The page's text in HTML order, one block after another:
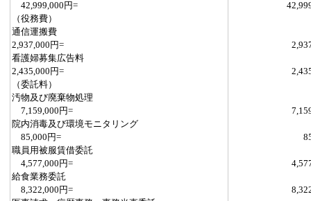
42,999,000円=
（役務費）
通信運搬費
2,937,000円=
看護婦募集広告料
2,435,000円=
（委託料）
汚物及び廃棄物処理
7,159,000円=
院内消毒及び環境モニタリング
85,000円=
職員用被服賃借委託
4,577,000円=
給食業務委託
8,322,000円=